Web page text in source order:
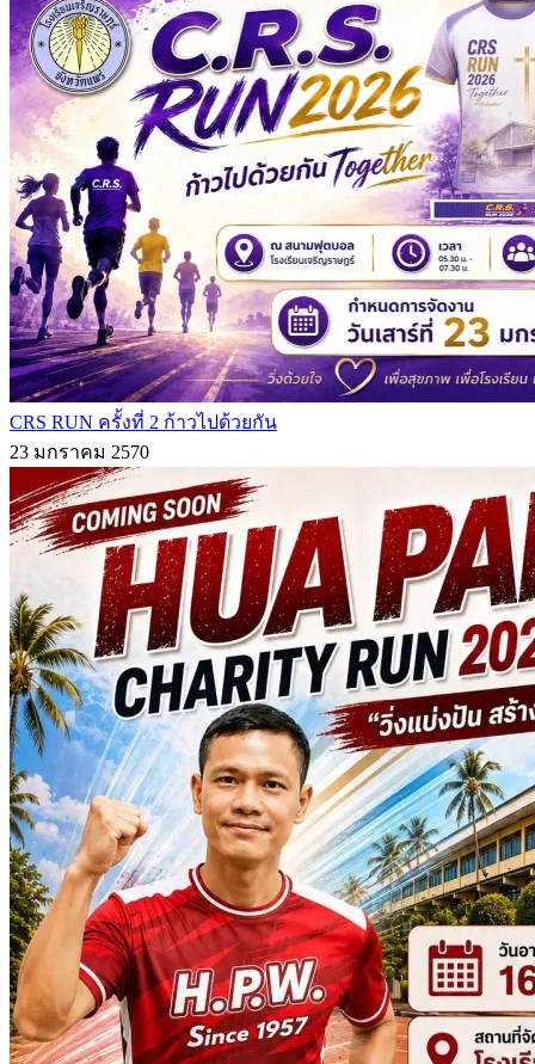
CRS RUN ครั้งที่ 2 ก้าวไปด้วยกัน
23 มกราคม 2570